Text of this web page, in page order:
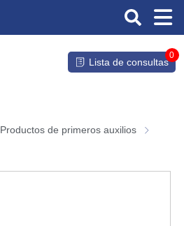
Lista de consultas
0
Productos de primeros auxilios